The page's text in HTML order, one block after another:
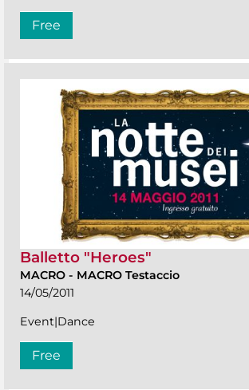
Free
Balletto "Heroes"
MACRO - MACRO Testaccio
14/05/2011
Event|Dance
Free